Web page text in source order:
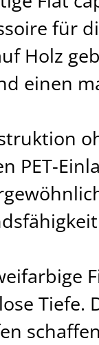
für
Holz
einen
PET-
Tiefe.